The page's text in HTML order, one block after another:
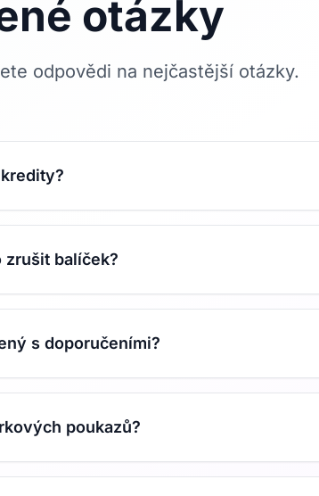
otázky
odpovědi na nejčastější otázky.
zrušit balíček?
s doporučeními?
poukazů?